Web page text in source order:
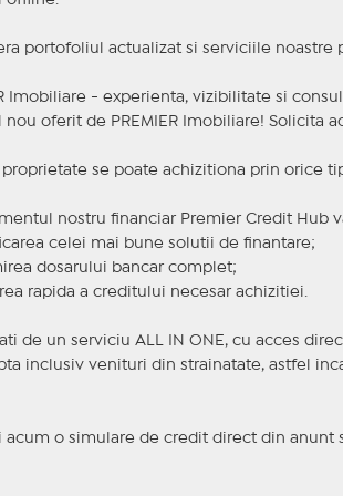
portofoliul actualizat si serviciile noastre
Imobiliare - experienta, vizibilitate si
nou oferit de PREMIER Imobiliare! Solicita
proprietate se poate achizitiona prin orice
nostru financiar Premier Credit Hub
celei mai bune solutii de finantare;
dosarului bancar complet;
rapida a creditului necesar achizitiei.
de un serviciu ALL IN ONE, cu acces
inclusiv venituri din strainatate, astfel
acum o simulare de credit direct din